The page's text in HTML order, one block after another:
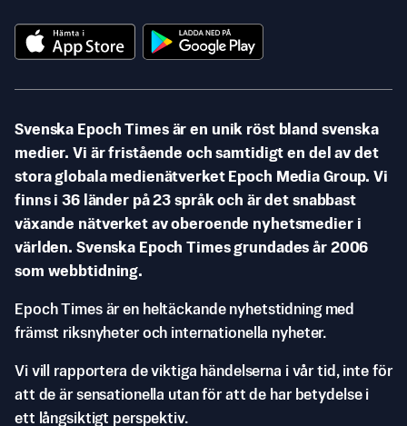
Svenska Epoch Times är en unik röst bland svenska
medier. Vi är fristående och samtidigt en del av det
stora globala medienätverket Epoch Media Group. Vi
finns i 36 länder på 23 språk och är det snabbast
växande nätverket av oberoende nyhetsmedier i
världen. Svenska Epoch Times grundades år 2006
som webbtidning.
Epoch Times är en heltäckande nyhetstidning med
främst riksnyheter och internationella nyheter.
Vi vill rapportera de viktiga händelserna i vår tid, inte för
att de är sensationella utan för att de har betydelse i
ett långsiktigt perspektiv.